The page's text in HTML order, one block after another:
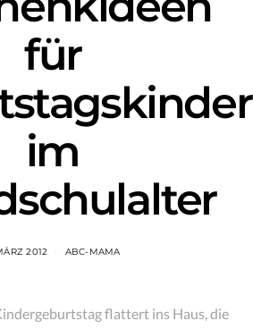
für
im
2012 ABC-MAMA
flattert ins Haus, die